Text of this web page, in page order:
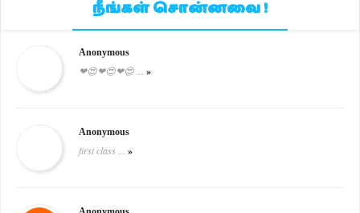
நீங்கள் சொன்னவை !
Anonymous
❤😍❤😍❤😍 ... »
Anonymous
first class ... »